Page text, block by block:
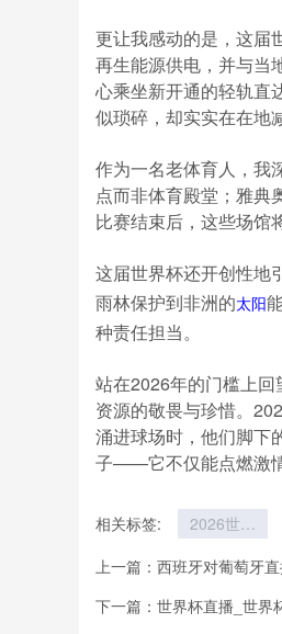
更让我感动的是，这届
再生能源供电，并与当
心乘坐新开通的轻轨直
似琐碎，却实实在在地
作为一名老体育人，我
点而非体育殿堂；雅典
比赛结束后，这些场馆
这届世界杯还开创性地
雨林保护到非洲的太阳
种责任担当。
站在2026年的门槛上
资源的敬畏与珍惜。
涌进球场时，他们脚下
子——它不仅能点燃激
相关标签:
2026世界
场馆
上一篇： 西班牙对葡萄牙
下一篇： 世界杯直播_世界